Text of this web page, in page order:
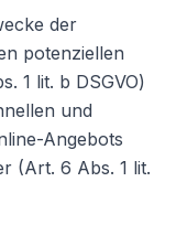
der
potenziellen
1 lit. b DSGVO)
und
Angebots
(Art. 6 Abs. 1 lit.